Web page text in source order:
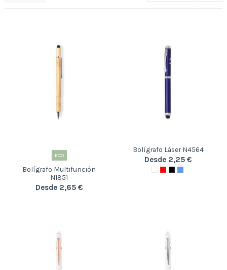
ECO
Bolígrafo Multifunción
N1851
Desde 2,65 €
Bolígrafo Láser N4564
Desde 2,25 €